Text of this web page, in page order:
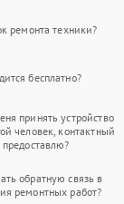
ремонта техники?
бесплатно?
принять устройство
человек, контактный
обратную связь в
ремонтных работ?